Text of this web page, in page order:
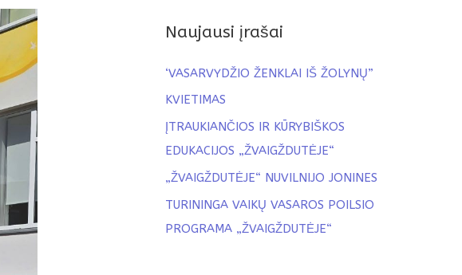
Naujausi įrašai
‘VASARVYDŽIO ŽENKLAI IŠ ŽOLYNŲ”
KVIETIMAS
ĮTRAUKIANČIOS IR KŪRYBIŠKOS
EDUKACIJOS „ŽVAIGŽDUTĖJE“
„ŽVAIGŽDUTĖJE“ NUVILNIJO JONINES
TURININGA VAIKŲ VASAROS POILSIO
PROGRAMA „ŽVAIGŽDUTĖJE“